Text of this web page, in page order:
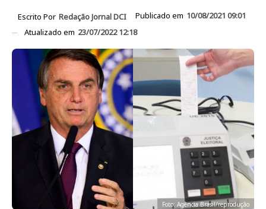
Escrito Por Redação Jornal DCI Publicado em 10/08/2021 09:01
Atualizado em 23/07/2022 12:18
Foto: Agência Brasil/reprodução